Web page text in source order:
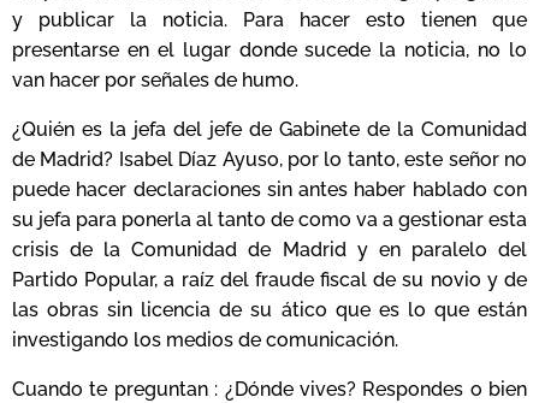
y publicar la noticia. Para hacer esto tienen que
presentarse en el lugar donde sucede la noticia, no lo
van hacer por señales de humo.
¿Quién es la jefa del jefe de Gabinete de la Comunidad
de Madrid? Isabel Díaz Ayuso, por lo tanto, este señor no
puede hacer declaraciones sin antes haber hablado con
su jefa para ponerla al tanto de como va a gestionar esta
crisis de la Comunidad de Madrid y en paralelo del
Partido Popular, a raíz del fraude fiscal de su novio y de
las obras sin licencia de su ático que es lo que están
investigando los medios de comunicación.
Cuando te preguntan : ¿Dónde vives? Respondes o bien